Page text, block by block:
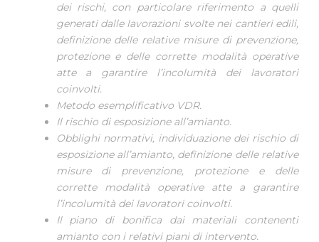
dei rischi, con particolare riferimento a quelli
generati dalle lavorazioni svolte nei cantieri edili,
definizione delle relative misure di prevenzione,
protezione e delle corrette modalità operative
atte a garantire l’incolumità dei lavoratori
coinvolti.
Metodo esemplificativo VDR.
Il rischio di esposizione all’amianto.
Obblighi normativi, individuazione dei rischio di
esposizione all’amianto, definizione delle relative
misure di prevenzione, protezione e delle
corrette modalità operative atte a garantire
l’incolumità dei lavoratori coinvolti.
Il piano di bonifica dai materiali contenenti
amianto con i relativi piani di intervento.